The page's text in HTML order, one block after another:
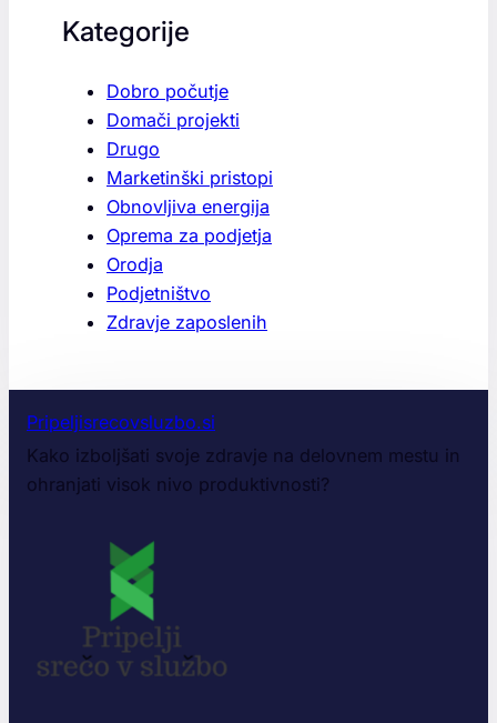
Kategorije
Dobro počutje
Domači projekti
Drugo
Marketinški pristopi
Obnovljiva energija
Oprema za podjetja
Orodja
Podjetništvo
Zdravje zaposlenih
Pripeljisrecovsluzbo.si
Kako izboljšati svoje zdravje na delovnem mestu in
ohranjati visok nivo produktivnosti?